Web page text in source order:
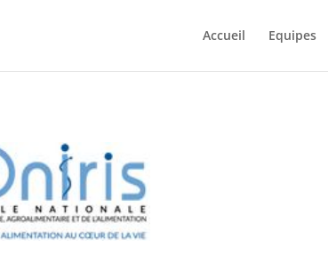
Accueil Equipes